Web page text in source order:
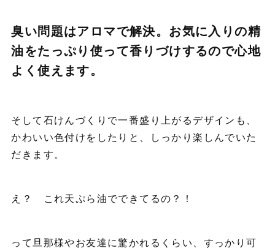
臭い問題はアロマで解決。お気に入りの精
油をたっぷり使って香りづけするので心地
よく使えます。
そして石けんづくりで一番盛り上がるデザインも、
かわいい色付けをしたりと、しっかり楽しんでいた
だきます。
え？ これ天ぷら油でできてるの？！
って旦那様やお友達に驚かれるくらい、すっかり可